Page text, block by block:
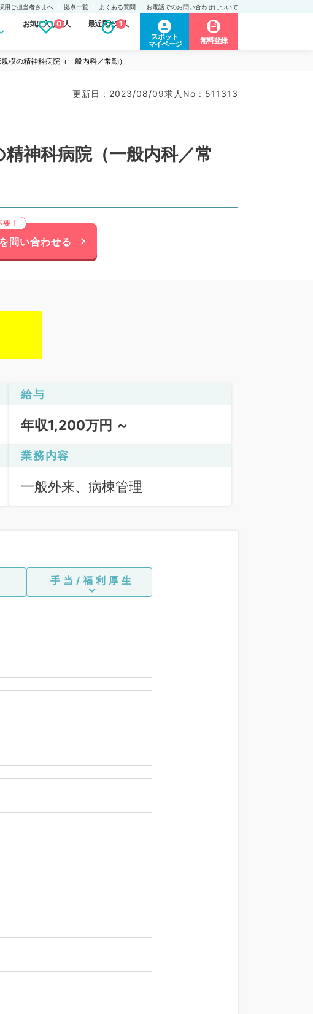
用ご担当者さまへ 拠点一覧 よくある質問 お電話でのお問い合わせについて
お気に入り求人
0 最近見た求人
1
スポット
マイページ
無料登録
模の精神科病院（一般内科／常勤）
更新日 : 2023/08/09求人No : 511313
神科病院（一般内科／常
問い合わせる
給与
年収1,200万円 ～
業務内容
一般外来、病棟管理
手当/福利厚生